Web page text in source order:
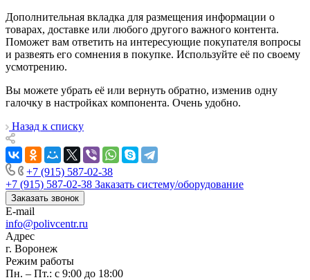
Дополнительная вкладка для размещения информации о
товарах, доставке или любого другого важного контента.
Поможет вам ответить на интересующие покупателя вопросы
и развеять его сомнения в покупке. Используйте её по своему
усмотрению.
Вы можете убрать её или вернуть обратно, изменив одну
галочку в настройках компонента. Очень удобно.
Назад к списку
+7 (915) 587-02-38
+7 (915) 587-02-38 Заказать систему/оборудование
Заказать звонок
E-mail
info@polivcentr.ru
Адрес
г. Воронеж
Режим работы
Пн. – Пт.: с 9:00 до 18:00